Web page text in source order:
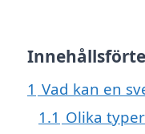
1 Vad kan en
1.1 Olika